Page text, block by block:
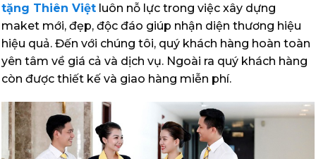
tặng Thiên Việt luôn nỗ lực trong việc xây dựng
maket mới, đẹp, độc đáo giúp nhận diện thương hiệu
hiệu quả. Đến với chúng tôi, quý khách hàng hoàn toàn
yên tâm về giá cả và dịch vụ. Ngoài ra quý khách hàng
còn được thiết kế và giao hàng miễn phí.